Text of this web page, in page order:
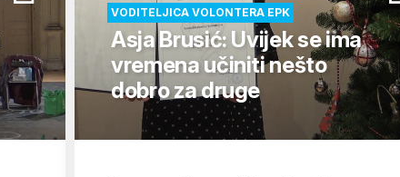
VODITELJICA VOLONTERA EPK
Asja Brusić: Uvijek se ima
vremena učiniti nešto
dobro za druge